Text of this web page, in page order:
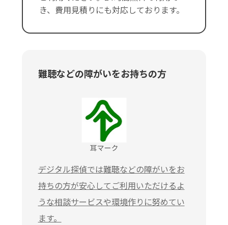
き、費用見積りにも対応しております。
難聴などの障がいをお持ちの方
デジタル探偵では難聴などの障がいをお
持ちの方が安心してご利用いただけるよ
うな相談サービスや環境作りに努めてい
ます。